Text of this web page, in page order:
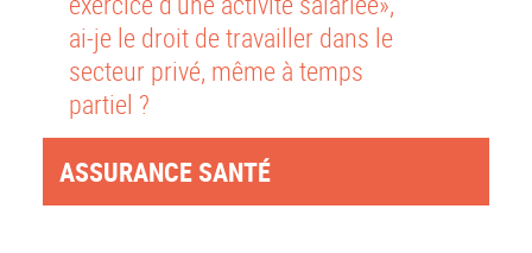
ai-je le droit de travailler dans le
secteur privé, même à temps
partiel ?
ASSURANCE SANTÉ